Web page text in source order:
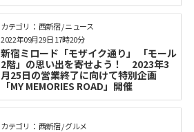
カテゴリ： 西新宿 / ニュース
新宿ミロード「モザイク通り」 「モール
2階」の思い出を寄せよう！ 2023年3
月25日の営業終了に向けて特別企画
「MY MEMORIES ROAD」開催
2022年09月29日 17時20分
カテゴリ： 西新宿 / グルメ